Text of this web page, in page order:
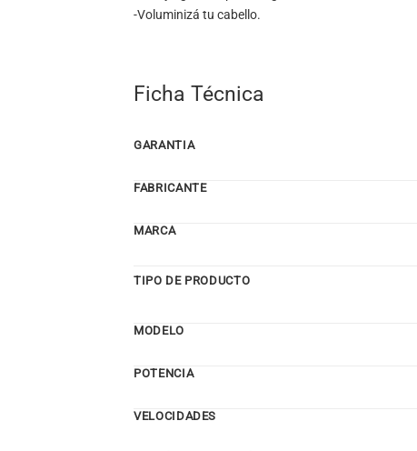
-Voluminizá tu cabello.
Ficha Técnica
GARANTIA
FABRICANTE
MARCA
TIPO DE PRODUCTO
MODELO
POTENCIA
VELOCIDADES